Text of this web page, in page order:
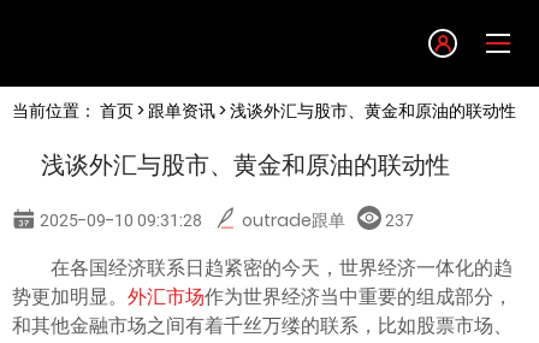
English
繁體中文
한글
当前位置： 首页> 跟单资讯> 浅谈外汇与股市、黄金和原油的联动性
浅谈外汇与股市、黄金和原油的联动性
2025-09-10 09:31:28 outrade跟单 237
在各国经济联系日趋紧密的今天，世界经济一体化的趋
势更加明显。 外汇市场作为世界经济当中重要的组成部分，
和其他金融市场之间有着千丝万缕的联系，比如股票市场、